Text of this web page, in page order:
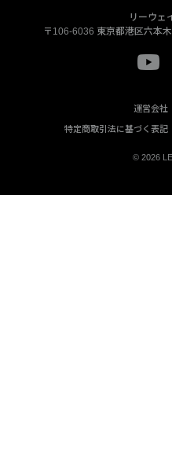
リーウェ
〒106-6036 東京都港区六本
© 2026
運営会社
特定商取引法に基づく表記